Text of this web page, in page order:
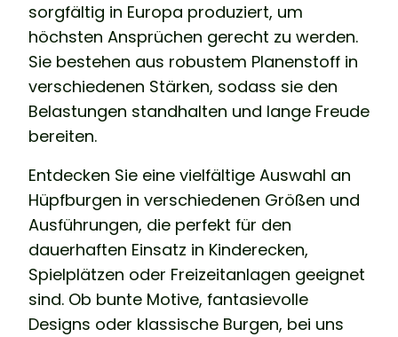
sorgfältig in Europa produziert, um
höchsten Ansprüchen gerecht zu werden.
Sie bestehen aus robustem Planenstoff in
verschiedenen Stärken, sodass sie den
Belastungen standhalten und lange Freude
bereiten.
Entdecken Sie eine vielfältige Auswahl an
Hüpfburgen in verschiedenen Größen und
Ausführungen, die perfekt für den
dauerhaften Einsatz in Kinderecken,
Spielplätzen oder Freizeitanlagen geeignet
sind. Ob bunte Motive, fantasievolle
Designs oder klassische Burgen, bei uns